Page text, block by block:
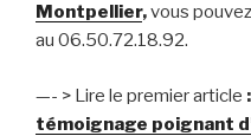
Montpellier,vous
au 06.50.72.18.92.
—- > Lire le premier article :
témoignage poignant